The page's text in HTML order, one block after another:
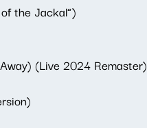
the Jackal”)
(Live 2024 Remaster)